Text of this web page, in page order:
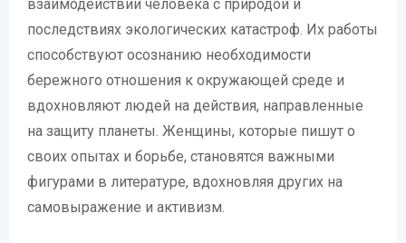
взаимодействии человека с природой и
последствиях экологических катастроф. Их работы
способствуют осознанию необходимости
бережного отношения к окружающей среде и
вдохновляют людей на действия, направленные
на защиту планеты. Женщины, которые пишут о
своих опытах и борьбе, становятся важными
фигурами в литературе, вдохновляя других на
самовыражение и активизм.